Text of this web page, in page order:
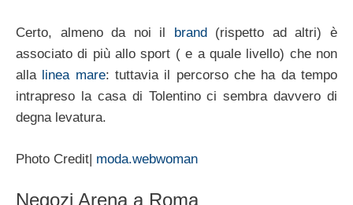
Certo, almeno da noi il brand(rispetto ad altri) è
associato di più allo sport ( e a quale livello) che non
alla linea mare: tuttavia il percorso che ha da tempo
intrapreso la casa di Tolentino ci sembra davvero di
degna levatura.
Photo Credit| moda.webwoman
Negozi Arena a Roma